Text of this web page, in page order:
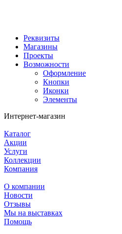
Реквизиты
Магазины
Проекты
Возможности
Оформление
Кнопки
Иконки
Элементы
Интернет-магазин
Каталог
Акции
Услуги
Коллекции
Компания
О компании
Новости
Отзывы
Мы на выставках
Помощь